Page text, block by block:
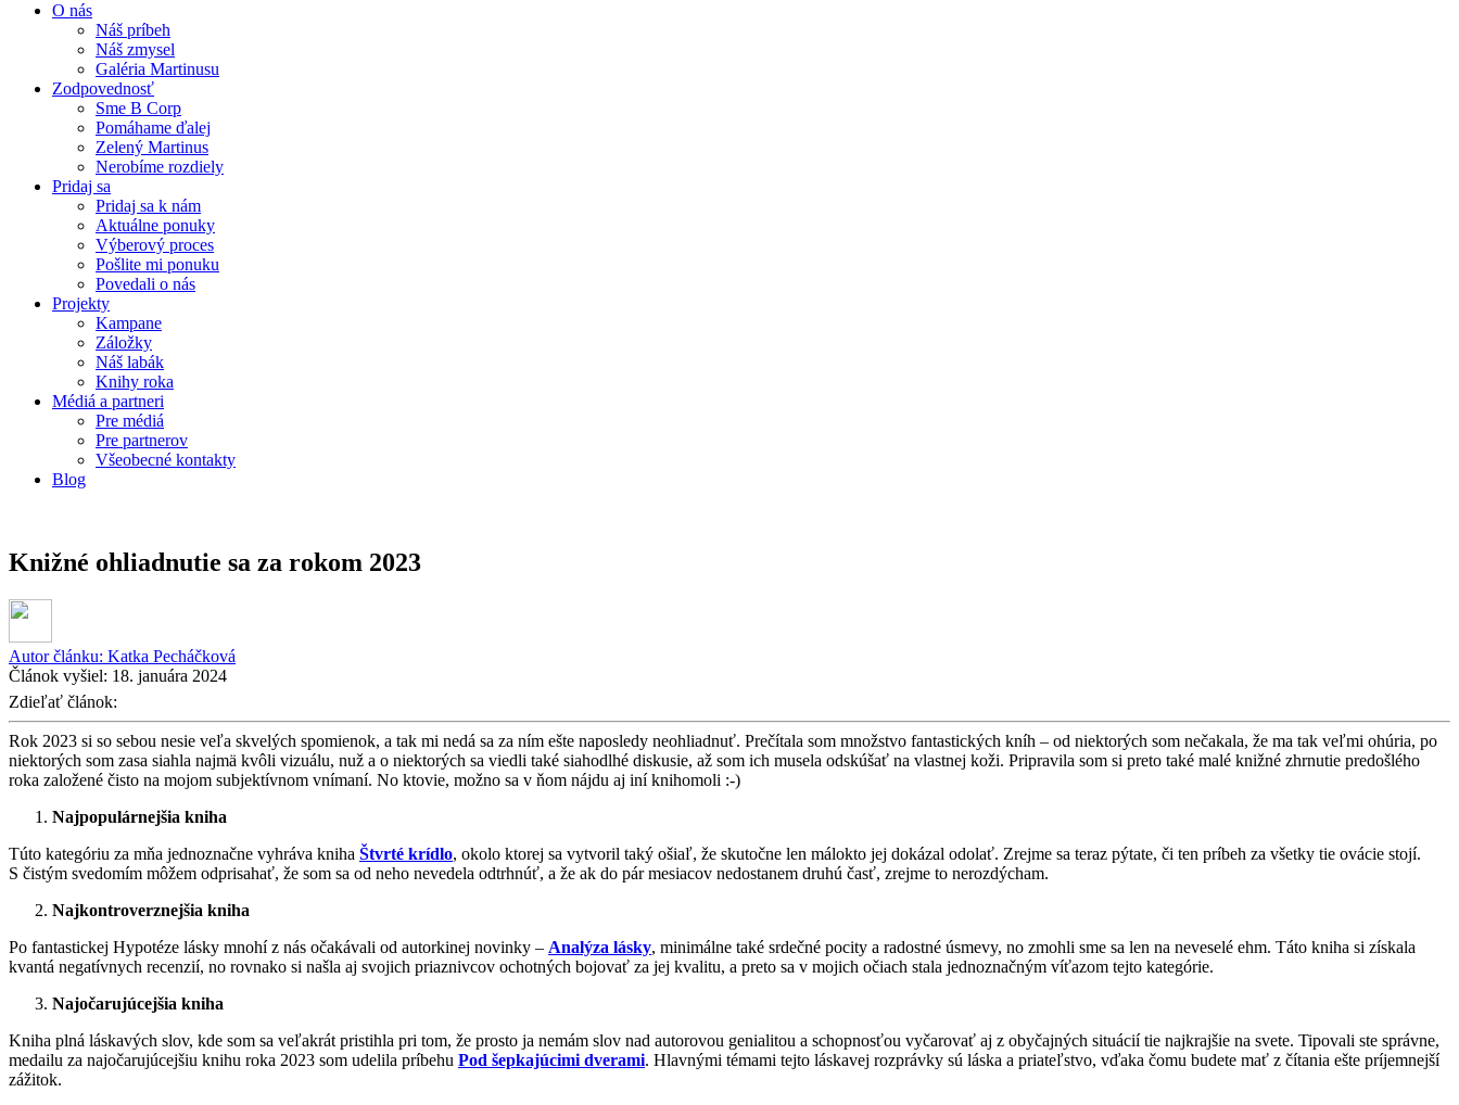
O nás
Náš príbeh
Náš zmysel
Galéria Martinusu
Zodpovednosť
Sme B Corp
Pomáhame ďalej
Zelený Martinus
Nerobíme rozdiely
Pridaj sa
Pridaj sa k nám
Aktuálne ponuky
Výberový proces
Pošlite mi ponuku
Povedali o nás
Projekty
Kampane
Záložky
Náš labák
Knihy roka
Médiá a partneri
Pre médiá
Pre partnerov
Všeobecné kontakty
Blog
Knižné ohliadnutie sa za rokom 2023
Autor článku: Katka Pecháčková
Článok vyšiel: 18. januára 2024
Zdieľať článok:
Rok 2023 si so sebou nesie veľa skvelých spomienok, a tak mi nedá sa za ním ešte naposledy neohliadnuť. Prečítala som množstvo fantastických kníh – od niektorých som nečakala, že ma tak veľmi ohúria, po
niektorých som zasa siahla najmä kvôli vizuálu, nuž a o niektorých sa viedli také siahodlhé diskusie, až som ich musela odskúšať na vlastnej koži. Pripravila som si preto také malé knižné zhrnutie predošlého
roka založené čisto na mojom subjektívnom vnímaní. No ktovie, možno sa v ňom nájdu aj iní knihomoli :-)
Najpopulárnejšia kniha
Túto kategóriu za mňa jednoznačne vyhráva kniha Štvrté krídlo, okolo ktorej sa vytvoril taký ošiaľ, že skutočne len málokto jej dokázal odolať. Zrejme sa teraz pýtate, či ten príbeh za všetky tie ovácie stojí.
S čistým svedomím môžem odprisahať, že som sa od neho nevedela odtrhnúť, a že ak do pár mesiacov nedostanem druhú časť, zrejme to nerozdýcham.
Najkontroverznejšia kniha
Po fantastickej Hypotéze lásky mnohí z nás očakávali od autorkinej novinky – Analýza lásky, minimálne také srdečné pocity a radostné úsmevy, no zmohli sme sa len na neveselé ehm. Táto kniha si získala
kvantá negatívnych recenzií, no rovnako si našla aj svojich priaznivcov ochotných bojovať za jej kvalitu, a preto sa v mojich očiach stala jednoznačným víťazom tejto kategórie.
Najočarujúcejšia kniha
Kniha plná láskavých slov, kde som sa veľakrát pristihla pri tom, že prosto ja nemám slov nad autorovou genialitou a schopnosťou vyčarovať aj z obyčajných situácií tie najkrajšie na svete. Tipovali ste správne,
medailu za najočarujúcejšiu knihu roka 2023 som udelila príbehu Pod šepkajúcimi dverami. Hlavnými témami tejto láskavej rozprávky sú láska a priateľstvo, vďaka čomu budete mať z čítania ešte príjemnejší
zážitok.